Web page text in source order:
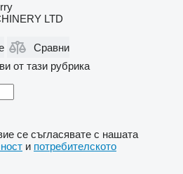
LTD
Сравни
от тази рубрика
се съгласявате с нашата
и потребителското